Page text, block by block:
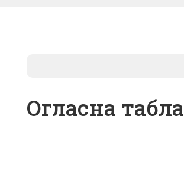
Огласна табла